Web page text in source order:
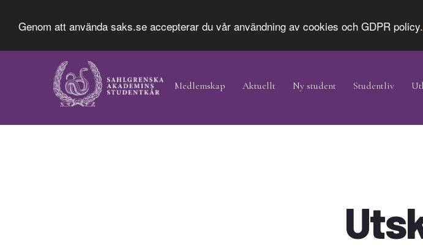
Genom att använda saks.se accepterar du vår användning av cookies och GDPR policy.
Hoppa
huvudinnehåll
Navigation
Medlemskap Aktuellt Ny student Studentliv